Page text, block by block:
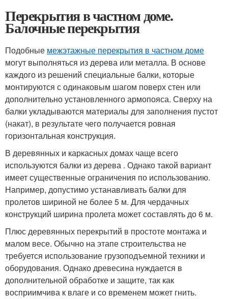
Перекрытия в частном доме.
Балочные перекрытия
Подобные межэтажные перекрытия в частном доме
могут выполняться из дерева или металла. В основе
каждого из решений специальные балки, которые
монтируются с одинаковым шагом поверх стен или
дополнительно установленного армопояса. Сверху на
балки укладываются материалы для заполнения пустот
(накат), в результате чего получается ровная
горизонтальная конструкция.
В деревянных и каркасных домах чаще всего
используются балки из дерева . Однако такой вариант
имеет существенные ограничения по использованию.
Например, допустимо устанавливать балки для
пролетов шириной не более 5 м. Для чердачных
конструкций ширина пролета может составлять до 6 м.
Плюс деревянных перекрытий в простоте монтажа и
малом весе. Обычно на этапе строительства не
требуется использование грузоподъемной техники и
оборудования. Однако древесина нуждается в
дополнительной обработке и защите, так как
восприимчива к влаге и со временем может гнить.